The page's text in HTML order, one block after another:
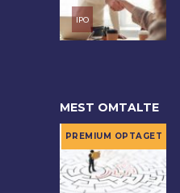
MEST OMTALTE